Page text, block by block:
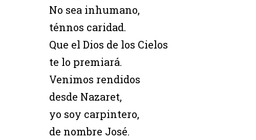
No sea inhumano,
ténnos caridad.
Que el Dios de los Cielos
te lo premiará.
Venimos rendidos
desde Nazaret,
yo soy carpintero,
de nombre José.